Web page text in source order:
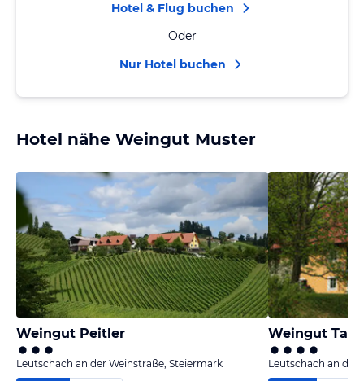
Hotel & Flug buchen
Oder
Nur Hotel buchen
Hotel nähe Weingut Muster
Weingut Peitler
Leutschach an der Weinstraße, Steiermark
Weingut
Leutschach an der